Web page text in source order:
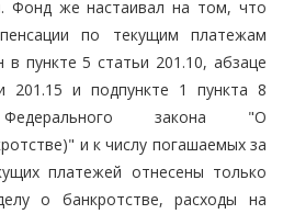
Фонд же настаивал на том, что
по текущим платежам
в пункте 5 статьи 201.10, абзаце
201.15 и подпункте 1 пункта 8
закона "О
и к числу погашаемых за
платежей отнесены только
о банкротстве, расходы на